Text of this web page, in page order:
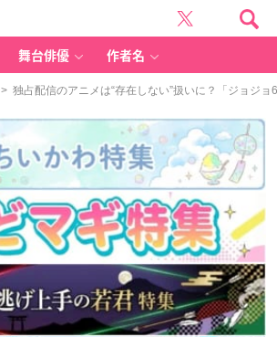
舞台俳優 作者名
> 独占配信のアニメは“存在しない”扱いに？「ジョジ